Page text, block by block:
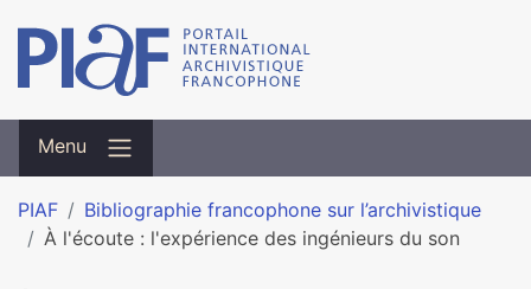
Menu
PIAF
Bibliographie francophone sur l’archivistique
À l'écoute : l'expérience des ingénieurs du son